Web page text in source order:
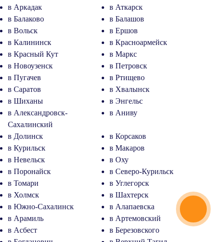
в Аркадак
в Аткарск
в Балаково
в Балашов
в Вольск
в Ершов
в Калининск
в Красноармейск
в Красный Кут
в Маркс
в Новоузенск
в Петровск
в Пугачев
в Ртищево
в Саратов
в Хвалынск
в Шиханы
в Энгельс
в Александровск-
Сахалинский
в Аниву
в Долинск
в Корсаков
в Курильск
в Макаров
в Невельск
в Оху
в Поронайск
в Северо-Курильск
в Томари
в Углегорск
в Холмск
в Шахтерск
в Южно-Сахалинск
в Алапаевска
в Арамиль
в Артемовский
в Асбест
в Березовского